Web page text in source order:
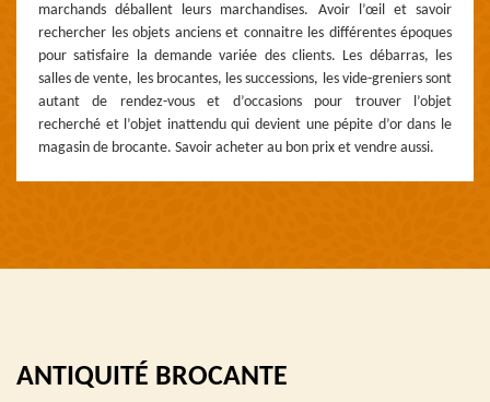
marchands déballent leurs marchandises. Avoir l’œil et savoir
rechercher les objets anciens et connaitre les différentes époques
pour satisfaire la demande variée des clients. Les débarras, les
salles de vente, les brocantes, les successions, les vide-greniers sont
autant de rendez-vous et d’occasions pour trouver l’objet
recherché et l’objet inattendu qui devient une pépite d’or dans le
magasin de brocante. Savoir acheter au bon prix et vendre aussi.
ANTIQUITÉ BROCANTE